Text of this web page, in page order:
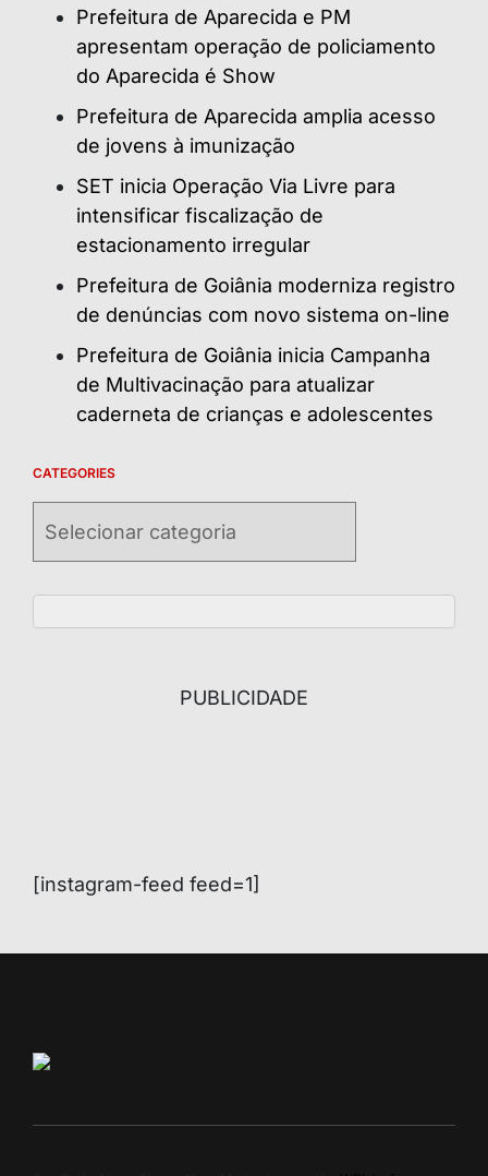
Prefeitura de Aparecida e PM
apresentam operação de policiamento
do Aparecida é Show
Prefeitura de Aparecida amplia acesso
de jovens à imunização
SET inicia Operação Via Livre para
intensificar fiscalização de
estacionamento irregular
Prefeitura de Goiânia moderniza registro
de denúncias com novo sistema on-line
Prefeitura de Goiânia inicia Campanha
de Multivacinação para atualizar
caderneta de crianças e adolescentes
CATEGORIES
PUBLICIDADE
[instagram-feed feed=1]